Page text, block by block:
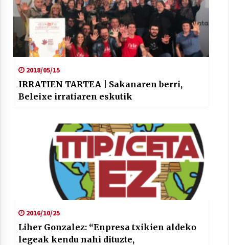
2018/05/15
IRRATIEN TARTEA | Sakanaren berri,
Beleixe irratiaren eskutik
2016/10/25
Liher Gonzalez: “Enpresa txikien aldeko
legeak kendu nahi dituzte,